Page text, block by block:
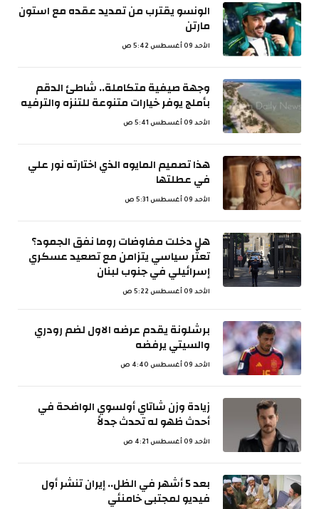
الونسو يقترب من تمديد عقده مع استون
مارتن
الأحد 09 أغسطس 5:42 ص
وجهة صيفية متكاملة.. شاطئ الدقم
بأملج يوفر خيارات متنوعة للتنزه والترفيه
الأحد 09 أغسطس 5:41 ص
هذا تصميم المايوه الذي اختارته نور علي
في عطلتها
الأحد 09 أغسطس 5:31 ص
هل دخلت مفاوضات روما نفق الجمود؟
تعثّر سياسي يتزامن مع تصعيد عسكري
إسرائيلي في جنوب لبنان
الأحد 09 أغسطس 5:22 ص
برشلونة يقدم عرضه الاول لضم رودري
والسيتي يرفضه
الأحد 09 أغسطس 4:40 ص
زيادة وزن شاتاي أولسوي الواضحة في
أحدث ظهو له تحدث جدلاً
الأحد 09 أغسطس 4:21 ص
بعد 5 أشهر في الظل.. إيران تنشر أول
فيديو لمجتبى خامنئي